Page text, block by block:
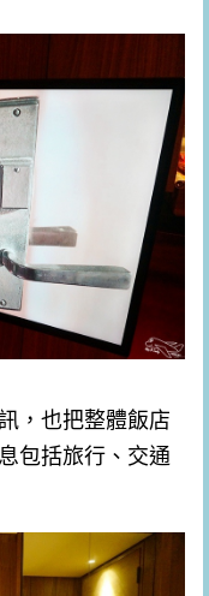
，也把整體飯店
包括旅行、交通